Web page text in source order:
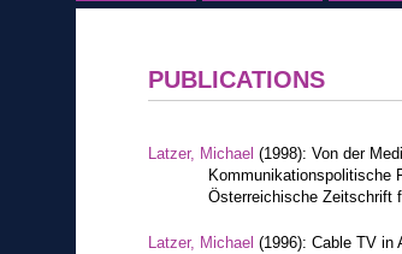
PUBLICATIONS
Latzer, Michael (1998): Von der
Kommunikationspolitische
Österreichische Zeitschrift
Latzer, Michael (1996): Cable TV in